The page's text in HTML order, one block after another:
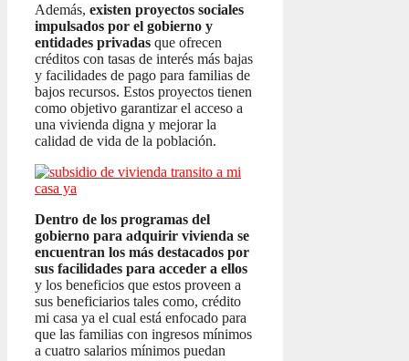
Además, existen proyectos sociales
impulsados por el gobierno y
entidades privadas que ofrecen
créditos con tasas de interés más bajas
y facilidades de pago para familias de
bajos recursos. Estos proyectos tienen
como objetivo garantizar el acceso a
una vivienda digna y mejorar la
calidad de vida de la población.
Dentro de los programas del
gobierno para adquirir vivienda se
encuentran los más destacados por
sus facilidades para acceder a ellos
y los beneficios que estos proveen a
sus beneficiarios tales como, crédito
mi casa ya el cual está enfocado para
que las familias con ingresos mínimos
a cuatro salarios mínimos puedan